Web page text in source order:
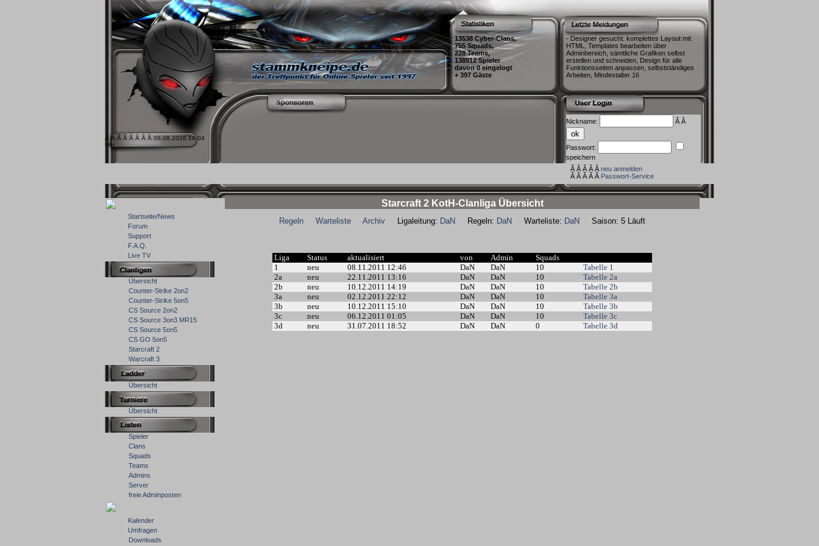
13538 Cyber-Clans,
755 Squads,
228 Teams,
138912 Spieler
davon 0 eingelogt
+ 397 Gäste
- Designer gesucht: komplettes Layout mit
HTML, Templates bearbeiten über
Adminbereich, sämtliche Grafiken selbst
erstellen und schneiden, Design für alle
Funktionsseiten anpassen, selbstständiges
Arbeiten, Mindestalter 16
Â Â Â Â Â Â Â Â 08.08.2026 19:04
Uhr
Nickname: Â Â
Passwort:
speichern
Â Â Â Â Â neu anmelden
Â Â Â Â Â Passwort-Service
Startseite/News
Forum
Support
F.A.Q.
Live TV
Übersicht
Counter-Strike 2on2
Counter-Strike 5on5
CS Source 2on2
CS Source 3on3 MR15
CS Source 5on5
CS GO 5on5
Starcraft 2
Warcraft 3
Übersicht
Übersicht
Spieler
Clans
Squads
Teams
Admins
Server
freie Adminposten
Kalender
Umfragen
Downloads
Starcraft 2 KotH-Clanliga Übersicht
Regeln Warteliste Archiv Ligaleitung: DaN Regeln: DaN Warteliste: DaN Saison: 5 Läuft
Liga Status aktualisiert von Admin
Squads
1
neu 08.11.2011 12:46 DaN DaN 10
Tabelle 1
2a
neu 22.11.2011 13:16 DaN DaN 10
Tabelle 2a
2b
neu 10.12.2011 14:19 DaN DaN 10
Tabelle 2b
3a
neu 02.12.2011 22:12 DaN DaN 10
Tabelle 3a
3b
neu 10.12.2011 15:10 DaN DaN 10
Tabelle 3b
3c
neu 06.12.2011 01:05 DaN DaN 10
Tabelle 3c
3d
neu 31.07.2011 18:52 DaN DaN 0 Tabelle 3d